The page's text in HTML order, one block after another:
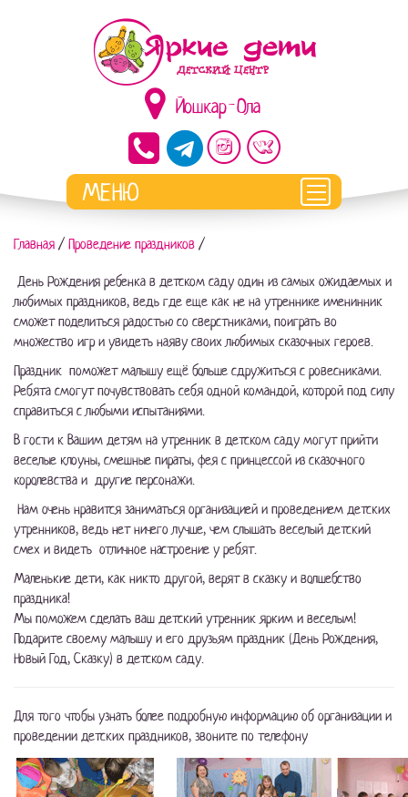
Йошкар-Ола
Главная / Проведение праздников /
День Рождения ребенка в детском саду один из самых ожидаемых и
любимых праздников, ведь где еще как не на утреннике именинник
сможет поделиться радостью со сверстниками, поиграть во
множество игр и увидеть наяву своих любимых сказочных героев.
Праздник поможет малышу ещё больше сдружиться с ровесниками.
Ребята смогут почувствовать себя одной командой, которой под силу
справиться с любыми испытаниями.
В гости к Вашим детям на утренник в детском саду могут прийти
веселые клоуны, смешные пираты, фея с принцессой из сказочного
королевства и другие персонажи.
Нам очень нравится заниматься организацией и проведением детских
утренников, ведь нет ничего лучше, чем слышать веселый детский
смех и видеть отличное настроение у ребят.
Маленькие дети, как никто другой, верят в сказку и волшебство
праздника!
Мы поможем сделать ваш детский утренник ярким и веселым!
Подарите своему малышу и его друзьям праздник (День Рождения,
Новый Год, Сказку) в детском саду.
Для того чтобы узнать более подробную информацию об организации и
проведении детских праздников, звоните по телефону